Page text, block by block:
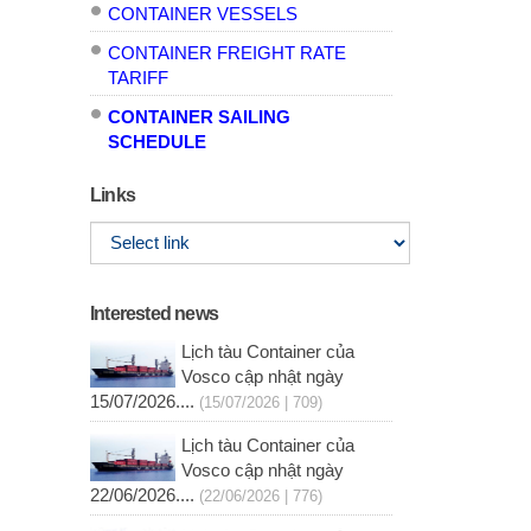
CONTAINER VESSELS
CONTAINER FREIGHT RATE
TARIFF
CONTAINER SAILING
SCHEDULE
Links
Interested news
Lịch tàu Container của
Vosco cập nhật ngày
15/07/2026.... (15/07/2026 | 709)
Lịch tàu Container của
Vosco cập nhật ngày
22/06/2026.... (22/06/2026 | 776)